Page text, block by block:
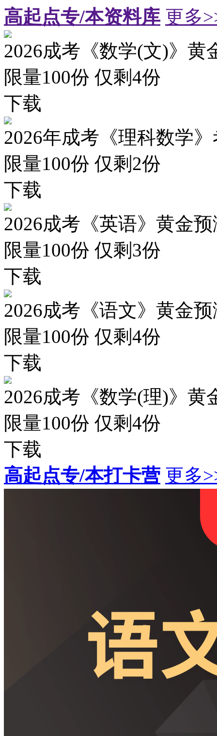
高起点专/本资料库 更多
2026成考《数学(文)》黄
限量100份 仅剩4份
下载
2026年成考《理科数学
限量100份 仅剩 2份
下载
2026成考《英语》黄金
限量100份 仅剩 3份
下载
2026成考《语文》黄金
限量100份 仅剩4份
下载
2026成考《数学(理)》黄
限量100份 仅剩4份
下载
高起点专/本打卡营 更多